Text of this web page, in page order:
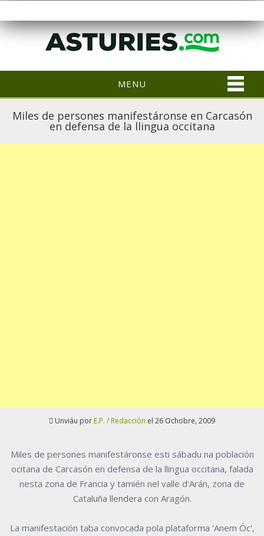
MENU
Miles de persones manifestáronse en Carcasón
en defensa de la llingua occitana
Unviáu por E.P. / Redacción el 26 Ochobre, 2009
Miles de persones manifestáronse esti sábadu na población
ocitana de Carcasón en defensa de la llingua occitana, falada
nesta zona de Francia y tamién nel valle d'Arán, zona de
Cataluña llendera con Aragón.
La manifestación taba convocada pola plataforma 'Anem Óc',